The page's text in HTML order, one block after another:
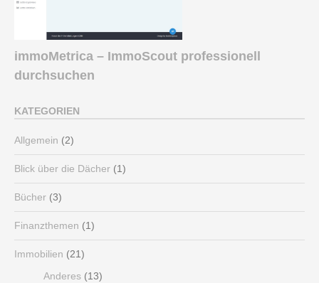
immoMetrica – ImmoScout professionell
durchsuchen
KATEGORIEN
Allgemein (2)
Blick über die Dächer (1)
Bücher (3)
Finanzthemen (1)
Immobilien (21)
Anderes (13)